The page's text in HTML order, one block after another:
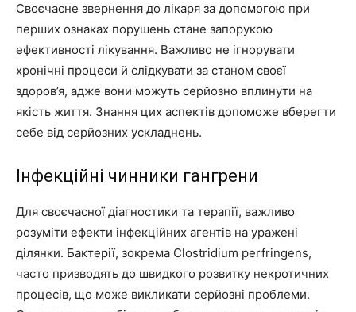
Своєчасне звернення до лікаря за допомогою при
перших ознаках порушень стане запорукою
ефективності лікування. Важливо не ігнорувати
хронічні процеси й слідкувати за станом своєї
здоров’я, адже вони можуть серйозно вплинути на
якість життя. Знання цих аспектів допоможе вберегти
себе від серйозних ускладнень.
Інфекційні чинники гангрени
Для своєчасної діагностики та терапії, важливо
розуміти ефекти інфекційних агентів на уражені
ділянки. Бактерії, зокрема Clostridium perfringens,
часто призводять до швидкого розвитку некротичних
процесів, що може викликати серйозні проблеми.